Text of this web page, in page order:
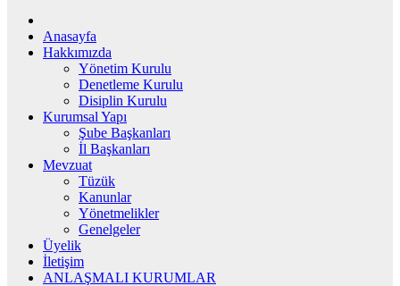
Anasayfa
Hakkımızda
Yönetim Kurulu
Denetleme Kurulu
Disiplin Kurulu
Kurumsal Yapı
Şube Başkanları
İl Başkanları
Mevzuat
Tüzük
Kanunlar
Yönetmelikler
Genelgeler
Üyelik
İletişim
ANLAŞMALI KURUMLAR